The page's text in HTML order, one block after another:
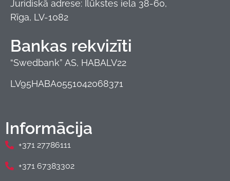
Juridiskā adrese: Ilūkstes iela 38-60,
Rīga, LV-1082
Bankas rekvizīti
“Swedbank” AS, HABALV22
LV95HABA0551042068371
Informācija
+371 27786111
+371 67383302